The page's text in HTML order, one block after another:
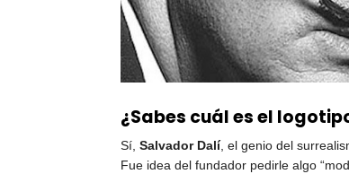
¿Sabes cuál es el
Sí,Salvador Dalí, el genio del
Fue idea del fundador pedirle algo